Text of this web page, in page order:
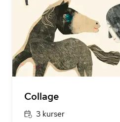
Collage
3 kurser